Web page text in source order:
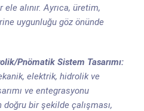
alınır. Ayrıca, üretim,
uygunluğu göz önünde
Pnömatik Sistem Tasarımı:
elektrik, hidrolik ve
ve entegrasyonu
bir şekilde çalışması,